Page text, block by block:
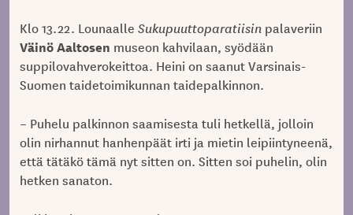
Klo 13.22. Lounaalle Sukupuuttoparatiisinpalaveriin
Väinö Aaltosen museon kahvilaan, syödään
suppilovahverokeittoa. Heini on saanut Varsinais-
Suomen taidetoimikunnan taidepalkinnon.
– Puhelu palkinnon saamisesta tuli hetkellä, jolloin
olin nirhannut hanhenpäät irti ja mietin leipiintyneenä,
että tätäkö tämä nyt sitten on. Sitten soi puhelin, olin
hetken sanaton.